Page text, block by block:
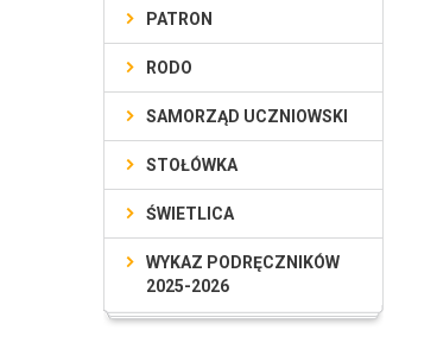
PATRON
RODO
SAMORZĄD UCZNIOWSKI
STOŁÓWKA
ŚWIETLICA
WYKAZ PODRĘCZNIKÓW
2025-2026